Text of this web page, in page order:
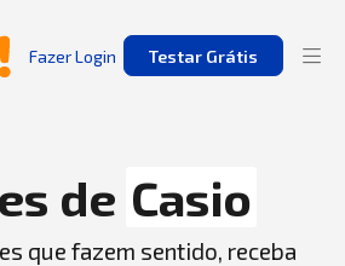
Fazer Login Testar Grátis
de Casio
que fazem sentido, receba